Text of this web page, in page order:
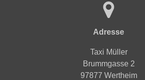
Adresse
Taxi Müller
Brummgasse 2
97877 Wertheim